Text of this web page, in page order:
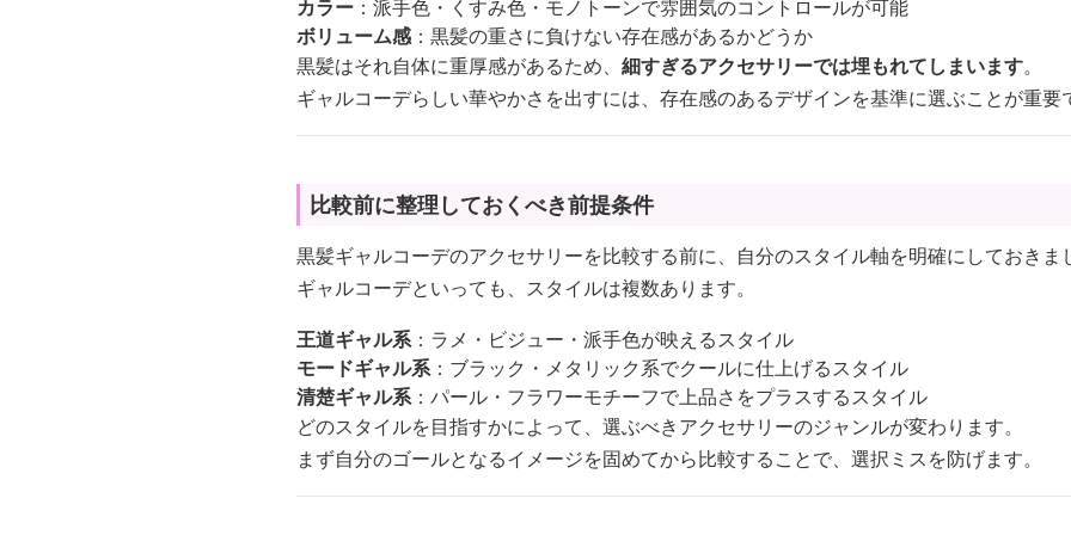
カラー ：派手色・くすみ色・モノトーンで雰囲気のコントロールが可能
ボリューム感：黒髪の重さに負けない存在感があるかどうか
黒髪はそれ自体に重厚感があるため、 細すぎるアクセサリーでは埋もれてしまいます。
ギャルコーデらしい華やかさを出すには、存在感のあるデザインを基準に選ぶことが重要
比較前に整理しておくべき前提条件
黒髪ギャルコーデのアクセサリーを比較する前に、自分のスタイル軸を明確にしておきま
ギャルコーデといっても、スタイルは複数あります。
王道ギャル系：ラメ・ビジュー・派手色が映えるスタイル
モードギャル系：ブラック・メタリック系でクールに仕上げるスタイル
清楚ギャル系：パール・フラワーモチーフで上品さをプラスするスタイル
どのスタイルを目指すかによって、選ぶべきアクセサリーのジャンルが変わります。
まず自分のゴールとなるイメージを固めてから比較することで、選択ミスを防げます。